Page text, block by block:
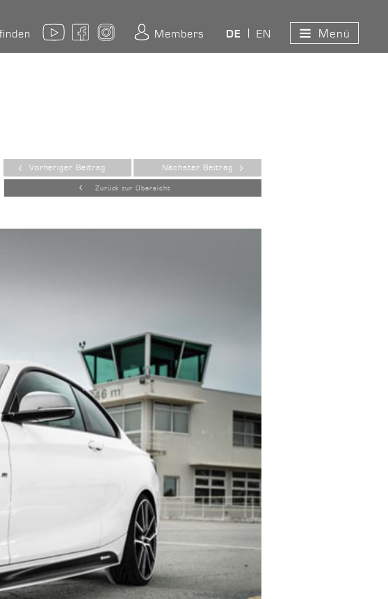
YouTubeFacebookInstagramMembers DE EN Menü
Zurück zur Übersicht
Vorheriger Beitrag Nächster Beitrag